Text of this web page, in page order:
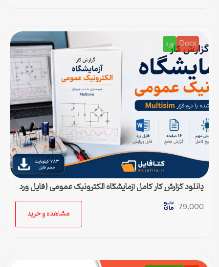
Docx ورد
دانلود گزارش کار کامل آزمایشگاه الکترونیک عمومی (فایل ورد
قابل ویرایش)
79,000
مشاهده و خرید